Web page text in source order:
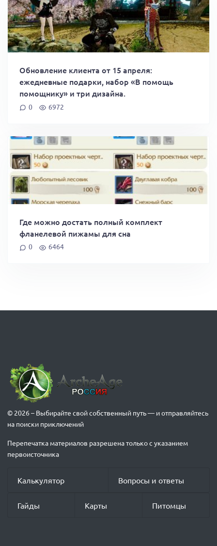
Обновление клиента от 15 апреля:
ежедневные подарки, набор «В помощь
помощнику» и три дизайна.
0 6972
Где можно достать полный комплект
фланелевой пижамы для сна
0 6464
© 2026 – Выбирайте свой собственный путь — и отправляйтесь
на поиски приключений
Перепечатка материалов разрешена только с указанием
первоисточника
Калькулятор Вопросы и ответы
Гайды Карты Питомцы